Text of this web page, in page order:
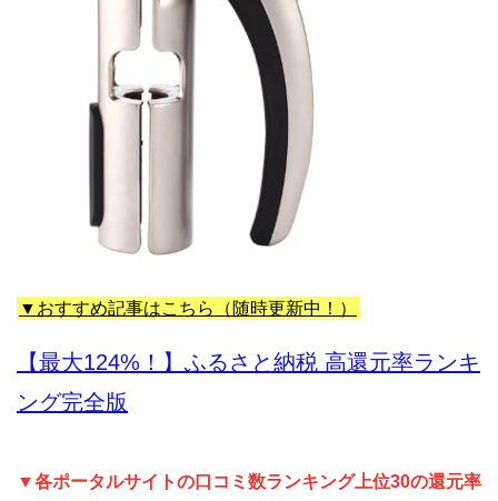
▼おすすめ記事はこちら（随時更新中！）
【最大124%！】ふるさと納税 高還元率ランキ
ング完全版
▼各ポータルサイトの口コミ数ランキング上位30の還元率